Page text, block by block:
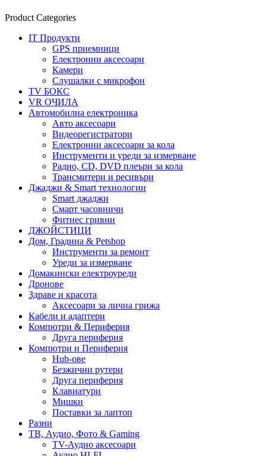
Product Categories
IT Продукти
GPS приемници
Електронни аксесоари
Камери
Слушалки с микрофон
TV БОКС
VR ОЧИЛА
Автомобилна електроника
Авто аксесоари
Видеорегистратори
Електронни аксесоари за кола
Инструменти и уреди за измерване
Радио, CD, DVD плеъри за кола
Трансмитери и ресивъри
Джаджи & Smart технологии
Smart джаджи
Смарт часовничи
Фитнес гривни
ДЖОЙСТИЦИ
Дом, Градина & Petshop
Инструменти за ремонт
Уреди за измерване
Домакински електроуреди
Дронове
Здраве и красота
Аксесоари за лична грижа
Кабели и адаптери
Компютри & Периферия
Друга периферия
Компютри и Периферия
Hub-ове
Безжични рутери
Друга периферия
Клавиатури
Мишки
Поставки за лаптоп
Разни
ТВ, Аудио, Фото & Gaming
TV-Аудио аксесоари